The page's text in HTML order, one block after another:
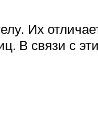
Их
В связи с